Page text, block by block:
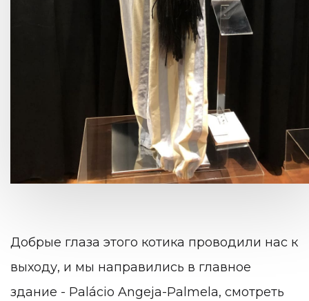
Добрые глаза этого котика проводили нас к
выходу, и мы направились в главное
здание - Palácio Angeja-Palmela, смотреть